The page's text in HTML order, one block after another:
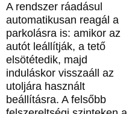
A rendszer ráadásul
automatikusan reagál a
parkolásra is: amikor az
autót leállítják, a tető
elsötétedik, majd
induláskor visszaáll az
utoljára használt
beállításra. A felsőbb